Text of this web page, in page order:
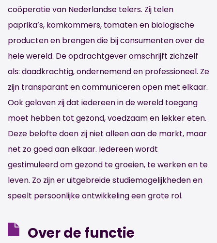
coöperatie van Nederlandse telers. Zij telen
paprika’s, komkommers, tomaten en biologische
producten en brengen die bij consumenten over de
hele wereld. De opdrachtgever omschrijft zichzelf
als: daadkrachtig, ondernemend en professioneel. Ze
zijn transparant en communiceren open met elkaar.
Ook geloven zij dat iedereen in de wereld toegang
moet hebben tot gezond, voedzaam en lekker eten.
Deze belofte doen zij niet alleen aan de markt, maar
net zo goed aan elkaar. Iedereen wordt
gestimuleerd om gezond te groeien, te werken en te
leven. Zo zijn er uitgebreide studiemogelijkheden en
speelt persoonlijke ontwikkeling een grote rol.
Over de functie